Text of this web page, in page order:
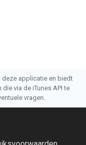
deze applicatie en biedt
via de iTunes API te
vragen.